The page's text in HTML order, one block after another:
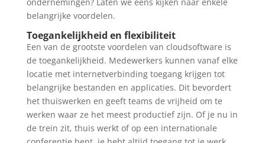
belangrijke voordelen.
Toegankelijkheid en flexibiliteit
Een van de grootste voordelen van cloudsoftware is
de toegankelijkheid. Medewerkers kunnen vanaf elke
locatie met internetverbinding toegang krijgen tot
belangrijke bestanden en applicaties. Dit bevordert
het thuiswerken en geeft teams de vrijheid om te
werken waar ze het meest productief zijn. Of je nu in
de trein zit, thuis werkt of op een internationale